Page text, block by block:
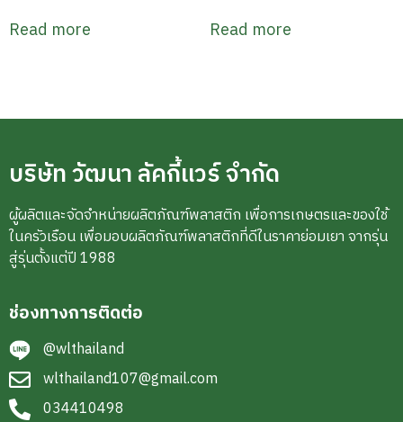
Read more
Read more
บริษัท วัฒนา ลัคกี้แวร์ จำกัด
ผู้ผลิตและจัดจำหน่ายผลิตภัณฑ์พลาสติก เพื่อการเกษตรและของใช้
ในครัวเรือน เพื่อมอบผลิตภัณฑ์พลาสติกที่ดีในราคาย่อมเยา จากรุ่น
สู่รุ่นตั้งแต่ปี 1988
ช่องทางการติดต่อ
@wlthailand
wlthailand107@gmail.com
034410498